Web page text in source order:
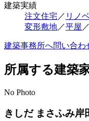
建築実績
注文住宅 ／ リノ
変形敷地／平屋 ／
建築事務所へ問い合わ
所属する建築
No Photo
きしだ まさふみ岸